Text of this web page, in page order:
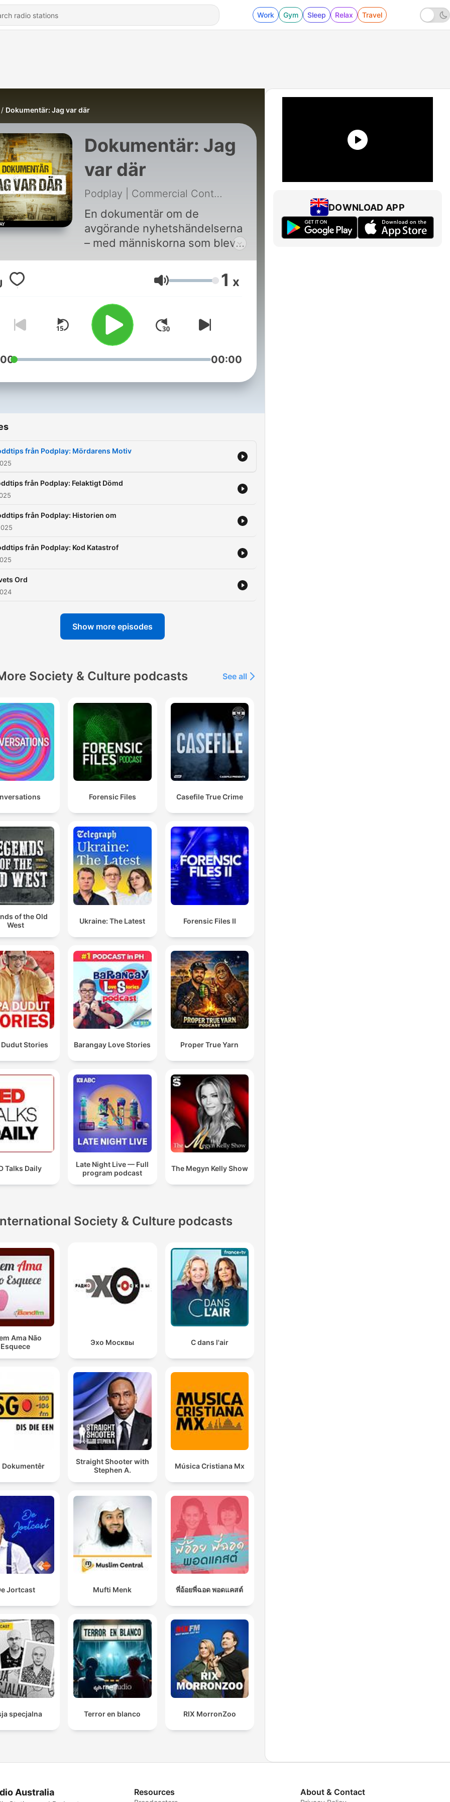
Work Gym Sleep Relax Travel
Dokumentär: Jag var där
Dokumentär: Jag
var där
Podplay | Commercial Content
En dokumentär om de
avgörande nyhetshändelserna
– med människorna som blev
en del av dramat. Hör
ytbärgaren som räddade
människor efter att Estonia
förlist. Journalisten som tog
sig in i palatset som Saddam
Husseins son just flytt från.
Skådisen som hamnade mitt i
Filmsveriges största haveri.
berättelser. Podcasten
Content, för Podplay.
Volume 1 x
00:00
från Podplay: Mördarens Motiv
från Podplay: Felaktigt Dömd
från Podplay: Historien om
från Podplay: Kod Katastrof
Ord
Show more episodes
Society & Culture podcasts See all
Forensic Files Casefile True Crime
of the Old
West
Ukraine: The Latest Forensic Files II
Dudut Stories Barangay Love Stories Proper True Yarn
Talks Daily
Late Night Live — Full
program podcast
The Megyn Kelly Show
Society & Culture podcasts
Ama Não
Esquece
Эхо Москвы C dans l'air
Dokumentêr
Straight Shooter with
Stephen A.
Música Cristiana Mx
Jortcast Mufti Menk พี่อ้อยพี่ฉอด พอดแคสต์
specjalna Terror en blanco RIX MorronZoo
DOWNLOAD APP
Australia Resources About & Contact